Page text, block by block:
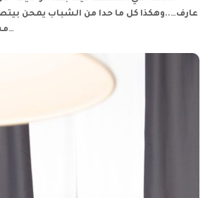
عارف…..وهكذا كل ما حدا من الشباب يمحن
مشان ينيك أختي الغالية…